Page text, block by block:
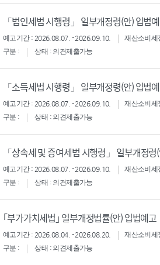
「법인세법 시행령」 일부개정령(안) 입법
예고기간 : 2026.08.07. - 2026.09.10.
재산소비세
구분 :
상태 : 의견제출가능
「소득세법 시행령」 일부개정령(안) 입법
예고기간 : 2026.08.07. - 2026.09.10.
재산소비세
구분 :
상태 : 의견제출가능
「상속세 및 증여세법 시행령」 일부개정
예고기간 : 2026.08.07. - 2026.09.10.
재산소비세
구분 :
상태 : 의견제출가능
｢부가가치세법｣ 일부개정법률(안) 입법예고
예고기간 : 2026.08.04. - 2026.08.20.
재산소비세
구분 :
상태 : 의견제출가능